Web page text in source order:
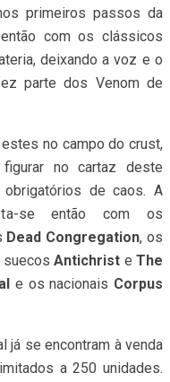
primeiros passos da
com os clássicos
deixando a voz e o
parte dos Venom de
no campo do crust,
no cartaz deste
de caos. A
se então com os
Dead Congregation, os
suecosAntichrist eThe
e os nacionais Corpus
já se encontram à venda
a 250 unidades.